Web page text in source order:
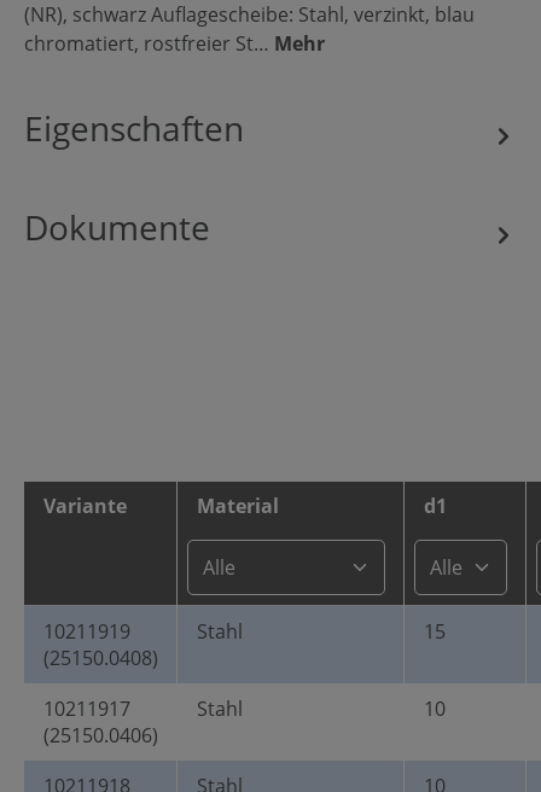
(NR), schwarz Auflagescheibe: Stahl, verzinkt, blau
chromatiert, rostfreier St… Mehr
Eigenschaften
Dokumente
Variante Material d1
10211919
(25150.0408)
Stahl 15
10211917
(25150.0406)
Stahl 10
10211918 Stahl 10